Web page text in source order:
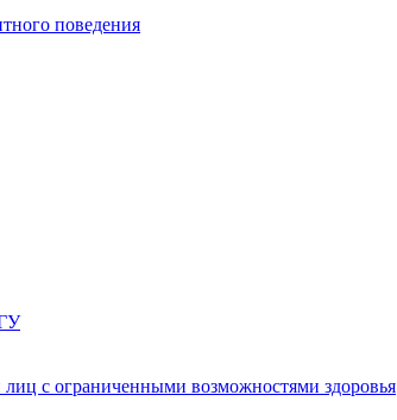
поведения
с ограниченными возможностями здоровья